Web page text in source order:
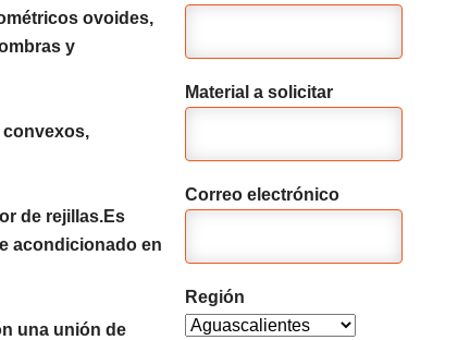
ovoides,
y
convexos,
de rejillas.Es
acondicionado en
una unión de
Material a solicitar
Correo electrónico
Región